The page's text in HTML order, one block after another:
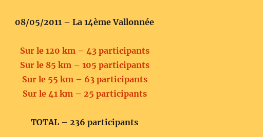
08/05/2011 – La 14ème Vallonnée
Sur le 120 km – 43 participants
Sur le 85 km – 105 participants
Sur le 55 km – 63 participants
Sur le 41 km – 25 participants
TOTAL – 236 participants